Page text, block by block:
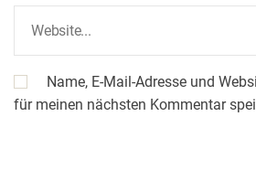
Name, E-Mail-Adresse und
für meinen nächsten Kommentar